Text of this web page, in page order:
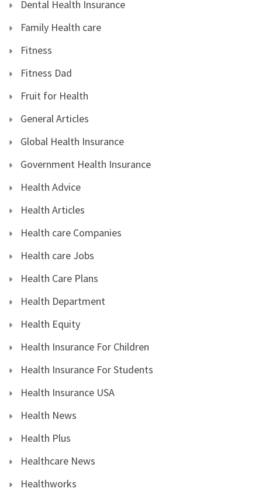
Dental Health Insurance
Family Health care
Fitness
Fitness Dad
Fruit for Health
General Articles
Global Health Insurance
Government Health Insurance
Health Advice
Health Articles
Health care Companies
Health care Jobs
Health Care Plans
Health Department
Health Equity
Health Insurance For Children
Health Insurance For Students
Health Insurance USA
Health News
Health Plus
Healthcare News
Healthworks